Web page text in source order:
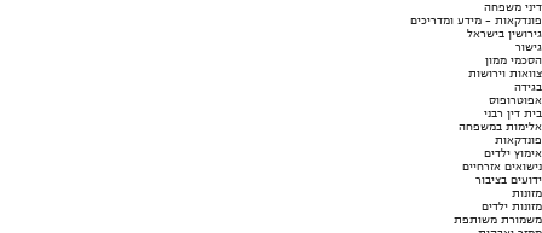
דיני משפחה
פונדקאות - מידע ומדריכים
גירושין בישראל
גישור
הסכמי ממון
צוואות וירושות
בגידה
אפוטרופוס
בית דין רבני
אלימות במשפחה
פונדקאות
אימוץ ילדים
נישואים אזרחיים
ידועים בציבור
מזונות
מזונות ילדים
משמורת משותפת